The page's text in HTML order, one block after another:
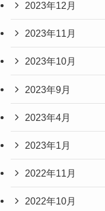
2023年12月
2023年11月
2023年10月
2023年9月
2023年4月
2023年1月
2022年11月
2022年10月